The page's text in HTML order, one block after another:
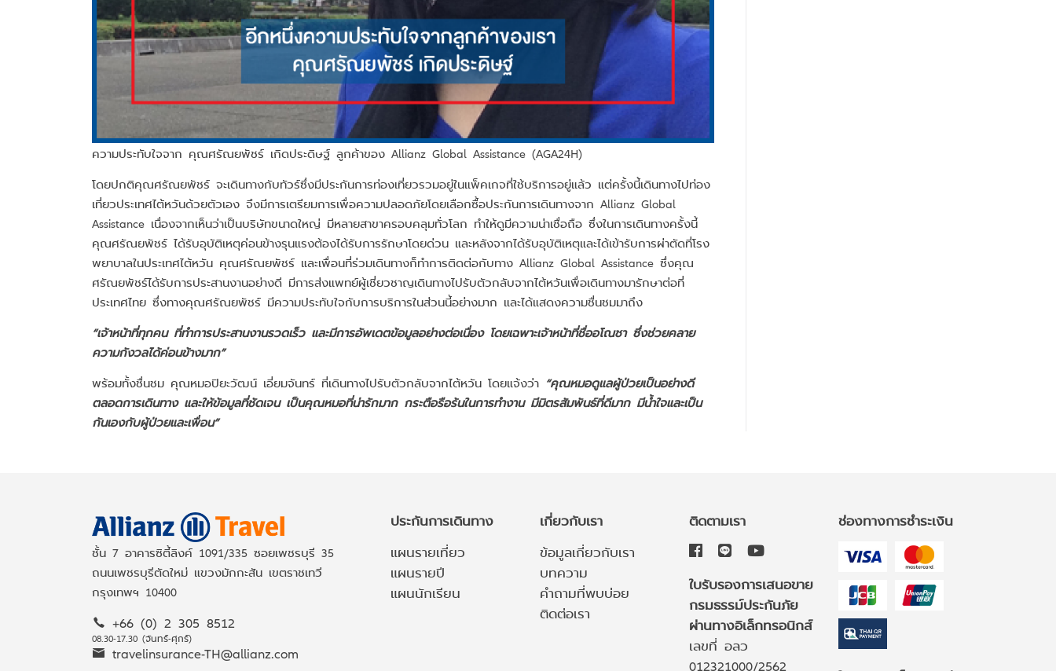
ความประทับใจจาก คุณศรัณยพัชร์ เกิดประดิษฐ์ ลูกค้าของ Allianz Global Assistance (AGA24H)
โดยปกติคุณศรัณยพัชร์ จะเดินทางกับทัวร์ซึ่งมีประกันการท่องเที่ยวรวมอยู่ในแพ็คเกจที่ใช้บริการอยู่แล้ว แต่ครั้งนี้เดินทางไปท่อง
เที่ยวประเทศไต้หวันด้วยตัวเอง จึงมีการเตรียมการเพื่อความปลอดภัยโดยเลือกซื้อประกันการเดินทางจาก Allianz Global
Assistance เนื่องจากเห็นว่าเป็นบริษัทขนาดใหญ่ มีหลายสาขาครอบคลุมทั่วโลก ทำให้ดูมีความน่าเชื่อถือ ซึ่งในการเดินทางครั้งนี้
คุณศรัณยพัชร์ ได้รับอุบัติเหตุค่อนข้างรุนแรงต้องได้รับการรักษาโดยด่วน และหลังจากได้รับอุบัติเหตุและได้เข้ารับการผ่าตัดที่โรง
พยาบาลในประเทศไต้หวัน คุณศรัณยพัชร์ และเพื่อนที่ร่วมเดินทางก็ทำการติดต่อกับทาง Allianz Global Assistance ซึ่งคุณ
ศรัณยพัชร์ได้รับการประสานงานอย่างดี มีการส่งแพทย์ผู้เชี่ยวชาญเดินทางไปรับตัวกลับจากไต้หวันเพื่อเดินทางมารักษาต่อที่
ประเทศไทย ซึ่งทางคุณศรัณยพัชร์ มีความประทับใจกับการบริการในส่วนนี้อย่างมาก และได้แสดงความชื่นชมมาถึง
“เจ้าหน้าที่ทุกคน ที่ทำการประสานงานรวดเร็ว และมีการอัพเดตข้อมูลอย่างต่อเนื่อง โดยเฉพาะเจ้าหน้าที่ชื่ออโณชา ซึ่งช่วยคลาย
ความกังวลได้ค่อนข้างมาก”
พร้อมทั้งชื่นชม คุณหมอปิยะวัฒน์ เอี่ยมจันทร์ ที่เดินทางไปรับตัวกลับจากไต้หวัน โดยแจ้งว่า
“คุณหมอดูแลผู้ป่วยเป็นอย่างดี
ตลอดการเดินทาง และให้ข้อมูลที่ชัดเจน เป็นคุณหมอที่น่ารักมาก กระตือรือร้นในการทำงาน มีมิตรสัมพันธ์ที่ดีมาก มีน้ำใจและเป็น
กันเองกับผู้ป่วยและเพื่อน”
ชั้น 7 อาคารซิตี้ลิงค์ 1091/335 ซอยเพชรบุรี 35
ถนนเพชรบุรีตัดใหม่ แขวงมักกะสัน เขตราชเทวี
กรุงเทพฯ 10400
+66 (0) 2 305 8512
08.30-17.30 (จันทร์-ศุกร์)
travelinsurance-TH@allianz.com
ประกันการเดินทาง
แผนรายเที่ยว
แผนรายปี
แผนนักเรียน
เกี่ยวกับเรา
ข้อมูลเกี่ยวกับเรา
บทความ
คำถามที่พบบ่อย
ติดต่อเรา
ติดตามเรา
ใบรับรองการเสนอขาย
กรมธรรม์ประกันภัย
ผ่านทางอิเล็กทรอนิกส์
เลขที่ อลว
012321000/2562
ช่องทางการชำระเงิน